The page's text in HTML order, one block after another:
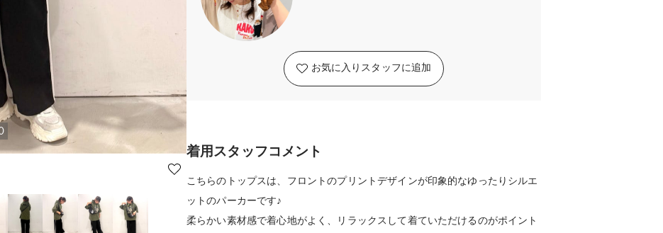
お気に入りスタッフに追加
着用スタッフコメント
こちらのトップスは、フロントのプリントデザインが印象的なゆったりシルエ
ットのパーカーです♪
柔らかい素材感で着心地がよく、リラックスして着ていただけるのがポイント